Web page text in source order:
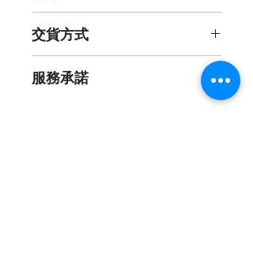
交貨方式
(購物滿1000元免運費)
服務承諾